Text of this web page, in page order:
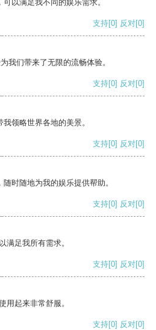
以满足我不同的娱乐需求。
支持[0] 反对[0]
我们带来了无限的流畅体验。
支持[0] 反对[0]
领略世界各地的美景。
支持[0] 反对[0]
时随地为我的娱乐提供帮助。
支持[0] 反对[0]
满足我所有需求。
支持[0] 反对[0]
用起来非常舒服。
支持[0] 反对[0]